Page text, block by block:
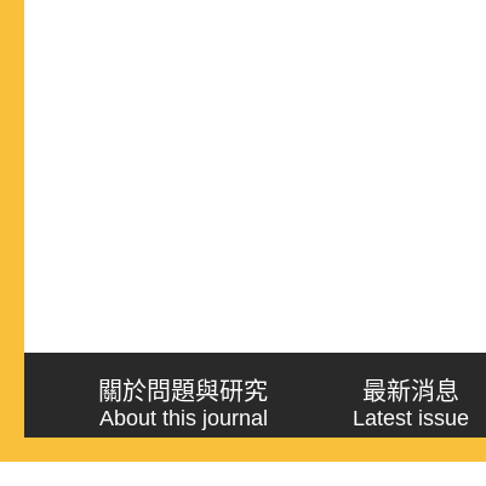
關於問題與研究
About this journal
最新消息
Latest issue